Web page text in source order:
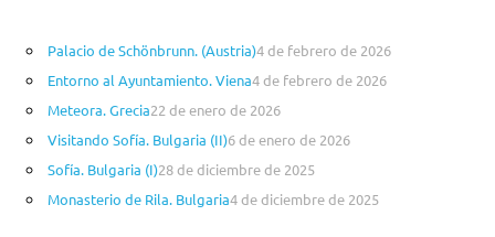
Palacio de Schönbrunn. (Austria)4 de febrero de 2026
Entorno al Ayuntamiento. Viena4 de febrero de 2026
Meteora. Grecia22 de enero de 2026
Visitando Sofía. Bulgaria (II)6 de enero de 2026
Sofía. Bulgaria (I)28 de diciembre de 2025
Monasterio de Rila. Bulgaria4 de diciembre de 2025